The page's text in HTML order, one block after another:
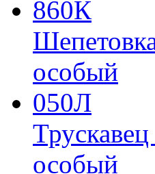
860К
особый
050Л
особый